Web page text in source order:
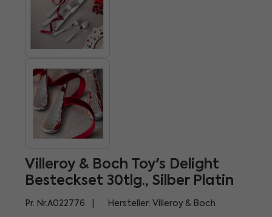
Villeroy & Boch Toy's Delight
Besteckset 30tlg., Silber Platin
Pr. Nr. A022776 Hersteller: Villeroy & Boch